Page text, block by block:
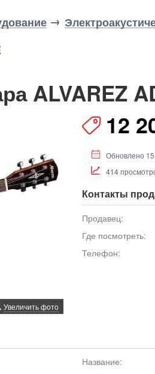
ALVAREZ
Увеличить фото
12
Обновлено
414
Контакты
Продавец:
Где посмотреть:
Телефон:
Название: